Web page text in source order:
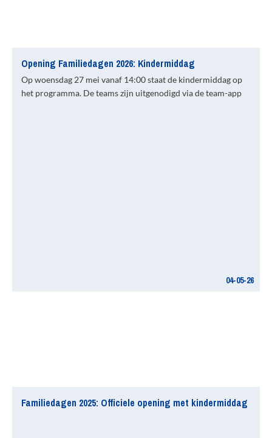
Opening Familiedagen 2026: Kindermiddag
Op woensdag 27 mei vanaf 14:00 staat de kindermiddag op
het programma. De teams zijn uitgenodigd via de team-app
04-05-26
Familiedagen 2025: Officiele opening met kindermiddag